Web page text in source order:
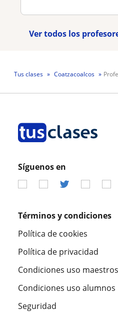
Ver todos los
Tus clases Coatzacoalcos
Síguenos en
Términos y condiciones
Política de cookies
Política de privacidad
Condiciones uso maestros
Condiciones uso alumnos
Seguridad